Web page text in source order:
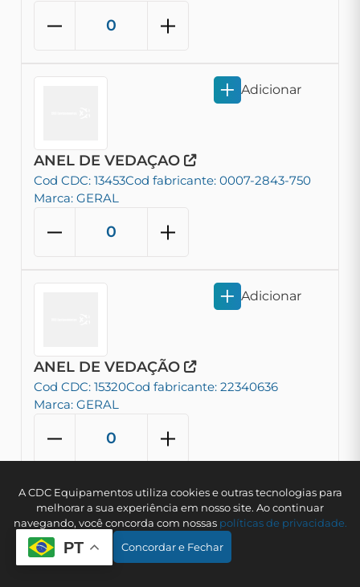
PT
ANEL DE VEDAÇAO
Cod CDC: 13453Cod fabricante: 0007-2843-750
Marca: GERAL
Adicionar
ANEL DE VEDAÇÃO
Cod CDC: 15320Cod fabricante: 22340636
Marca: GERAL
Adicionar
Adicionar
A CDC Equipamentos utiliza cookies e outras tecnologias para
melhorar a sua experiência em nosso site. Ao continuar
navegando, você concorda com nossas polí­ticas de privacidade.
Concordar e Fechar